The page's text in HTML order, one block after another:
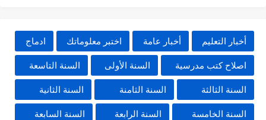
أخبار التعليم أخبار عامة اختبر معلوماتك ادماج
اصلاح كتب مدرسية السنة الأولى السنة التاسعة
السنة الثالثة السنة الثامنة السنة الثانية
السنة الخامسة السنة الرابعة السنة السابعة